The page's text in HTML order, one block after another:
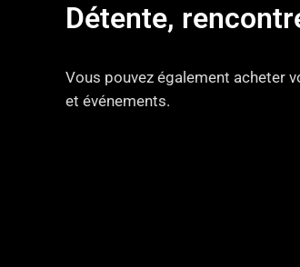
Détente,
Vous pouvez également acheter
et événements.